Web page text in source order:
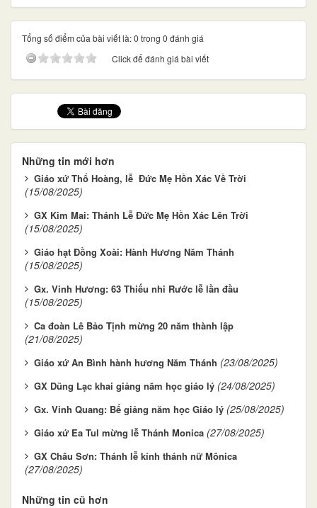
Tổng số điểm của bài viết là: 0 trong 0 đánh giá
Click để đánh giá bài viết
Những tin mới hơn
Giáo xứ Thổ Hoàng, lễ Đức Mẹ Hồn Xác Về Trời
(15/08/2025)
GX Kim Mai: Thánh Lễ Đức Mẹ Hồn Xác Lên Trời
(15/08/2025)
Giáo hạt Đồng Xoài: Hành Hương Năm Thánh
(15/08/2025)
Gx. Vinh Hương: 63 Thiếu nhi Rước lễ lần đầu
(15/08/2025)
Ca đoàn Lê Bảo Tịnh mừng 20 năm thành lập
(21/08/2025)
Giáo xứ An Bình hành hương Năm Thánh (23/08/2025)
GX Dũng Lạc khai giảng năm học giáo lý (24/08/2025)
Gx. Vinh Quang: Bế giảng năm học Giáo lý (25/08/2025)
Giáo xứ Ea Tul mừng lễ Thánh Monica (27/08/2025)
GX Châu Sơn: Thánh lễ kính thánh nữ Mônica
(27/08/2025)
Những tin cũ hơn